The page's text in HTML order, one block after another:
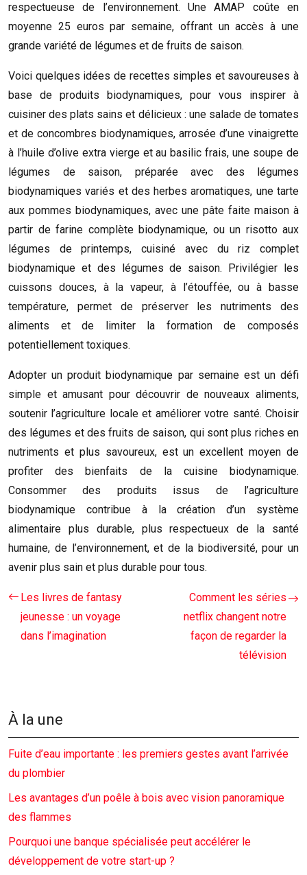
respectueuse de l’environnement. Une AMAP coûte en
moyenne 25 euros par semaine, offrant un accès à une
grande variété de légumes et de fruits de saison.
Voici quelques idées de recettes simples et savoureuses à
base de produits biodynamiques, pour vous inspirer à
cuisiner des plats sains et délicieux : une salade de tomates
et de concombres biodynamiques, arrosée d’une vinaigrette
à l’huile d’olive extra vierge et au basilic frais, une soupe de
légumes de saison, préparée avec des légumes
biodynamiques variés et des herbes aromatiques, une tarte
aux pommes biodynamiques, avec une pâte faite maison à
partir de farine complète biodynamique, ou un risotto aux
légumes de printemps, cuisiné avec du riz complet
biodynamique et des légumes de saison. Privilégier les
cuissons douces, à la vapeur, à l’étouffée, ou à basse
température, permet de préserver les nutriments des
aliments et de limiter la formation de composés
potentiellement toxiques.
Adopter un produit biodynamique par semaine est un défi
simple et amusant pour découvrir de nouveaux aliments,
soutenir l’agriculture locale et améliorer votre santé. Choisir
des légumes et des fruits de saison, qui sont plus riches en
nutriments et plus savoureux, est un excellent moyen de
profiter des bienfaits de la cuisine biodynamique.
Consommer des produits issus de l’agriculture
biodynamique contribue à la création d’un système
alimentaire plus durable, plus respectueux de la santé
humaine, de l’environnement, et de la biodiversité, pour un
avenir plus sain et plus durable pour tous.
Les livres de fantasy
jeunesse : un voyage
dans l’imagination
Comment les séries
netflix changent notre
façon de regarder la
télévision
À la une
Fuite d’eau importante : les premiers gestes avant l’arrivée
du plombier
Les avantages d’un poêle à bois avec vision panoramique
des flammes
Pourquoi une banque spécialisée peut accélérer le
développement de votre start-up ?